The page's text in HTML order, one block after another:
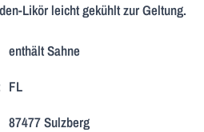
Likör leicht gekühlt zur Geltung.
enthält Sahne
FL
87477 Sulzberg